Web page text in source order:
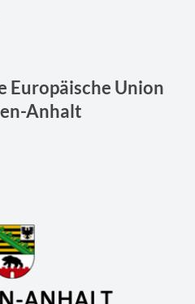
Europäische Union
Anhalt